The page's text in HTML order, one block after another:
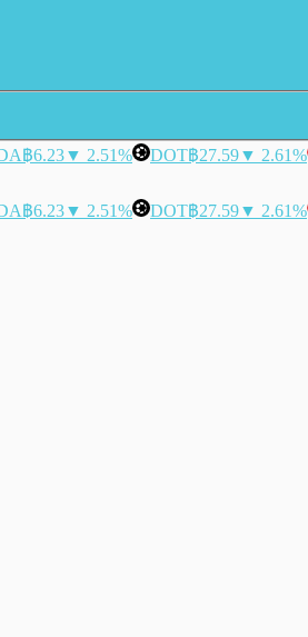
฿6.23▼ 2.51% DOT฿27.59▼ 2.61%
฿6.23▼ 2.51% DOT฿27.59▼ 2.61%